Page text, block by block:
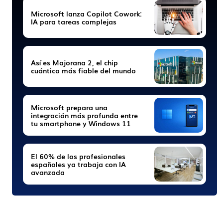
Microsoft lanza Copilot Cowork:
IA para tareas complejas
Así es Majorana 2, el chip
cuántico más fiable del mundo
Microsoft prepara una
integración más profunda entre
tu smartphone y Windows 11
El 60% de los profesionales
españoles ya trabaja con IA
avanzada